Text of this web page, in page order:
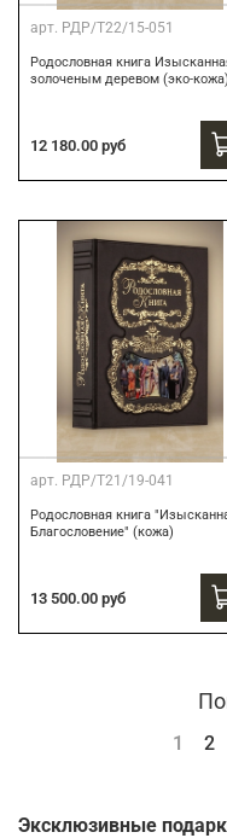
арт. РДР/Т22/15-051
Родословная книга
золоченым деревом (эко-кожа)
12 180.00 руб
арт. РДР/Т21/19-041
Родословная книга
Благословение" (кожа)
13 500.00 руб
1 2
Эксклюзивные